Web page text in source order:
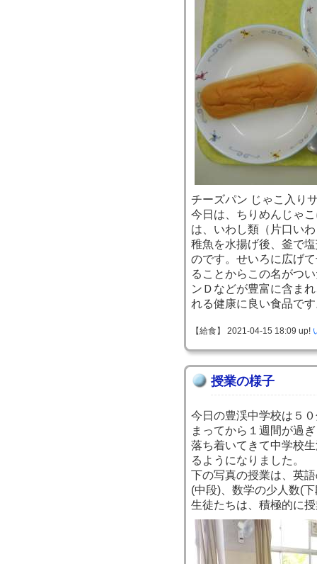
チーズパン じゃこ入り
今日は、ちりめんじゃ
は、いわし類（片口い
稚魚を水揚げ後、釜で
のです。せいろに広げ
ることからこの名がつ
ンＤなどが豊富に含ま
れる健康に良い食品で
【給食】 2021-04-15 18:09 up!
授業の様子
今日の豊渓中学校は５
まってから１週間が過
落ち着いてきて中学校
るようになりました。
下の写真の授業は、英
(中段)、数学の少人数(
生徒たちは、積極的に